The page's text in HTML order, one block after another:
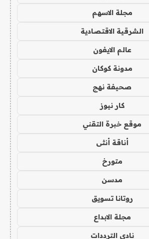
مجلة الاسهم
الشرقية الاقتصادية
عالم الايفون
مدونة كوكان
صحيفة نهج
كار نيوز
موقع خبرة التقني
أناقة أنثى
متورخ
مدسن
روتانا تسويق
مجلة الابداع
نادي الترددات